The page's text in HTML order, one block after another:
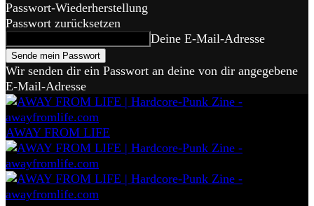
Passwort-Wiederherstellung
Passwort zurücksetzen
Deine E-Mail-Adresse
Wir senden dir ein Passwort an deine von dir angegebene
E-Mail-Adresse
AWAY FROM LIFE